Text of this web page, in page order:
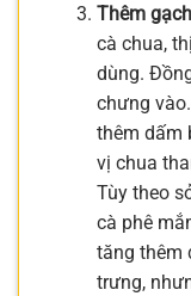
Thêm
cà chua,
dùng.
chưng
thêm dấm
vị chua
Tùy theo
cà phê
tăng thêm
trưng,